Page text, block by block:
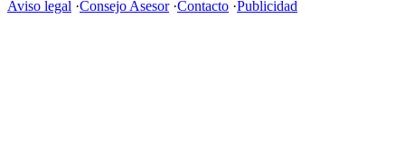
Aviso legal ·Consejo Asesor·Contacto ·Publicidad